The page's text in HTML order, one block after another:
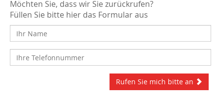
Möchten Sie, dass wir Sie zurückrufen?
Füllen Sie bitte hier das Formular aus
Rufen Sie mich bitte an